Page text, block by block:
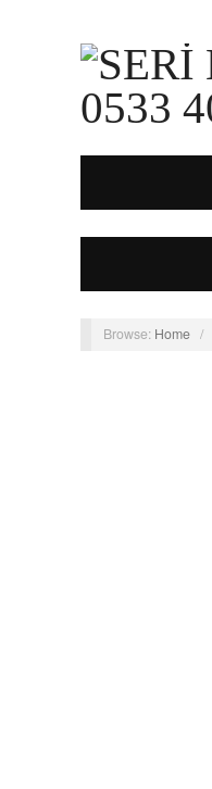
Browse: Home /